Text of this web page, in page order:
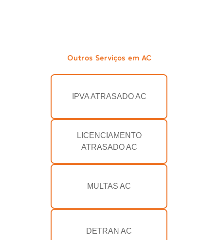
Outros Serviços em AC
IPVA ATRASADO AC
LICENCIAMENTO
ATRASADO AC
MULTAS AC
DETRAN AC